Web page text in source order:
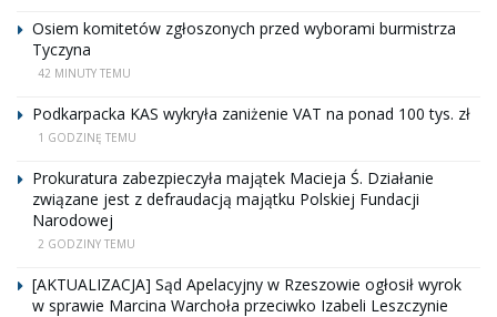
Osiem komitetów zgłoszonych przed wyborami burmistrza
Tyczyna
42 MINUTY TEMU
Podkarpacka KAS wykryła zaniżenie VAT na ponad 100 tys. zł
1 GODZINĘ TEMU
Prokuratura zabezpieczyła majątek Macieja Ś. Działanie
związane jest z defraudacją majątku Polskiej Fundacji
Narodowej
2 GODZINY TEMU
[AKTUALIZACJA] Sąd Apelacyjny w Rzeszowie ogłosił wyrok
w sprawie Marcina Warchoła przeciwko Izabeli Leszczynie